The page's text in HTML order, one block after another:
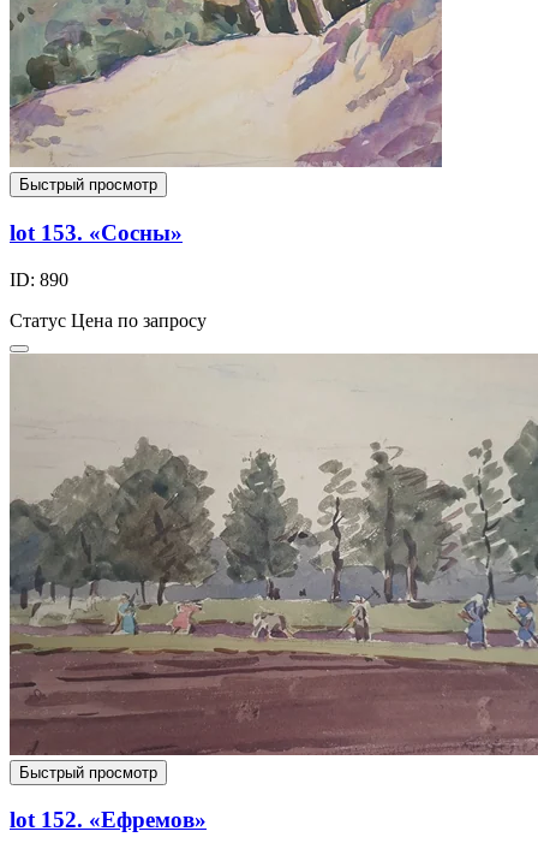
Быстрый просмотр
lot 153. «Сосны»
ID: 890
Статус Цена по запросу
Быстрый просмотр
lot 152. «Ефремов»